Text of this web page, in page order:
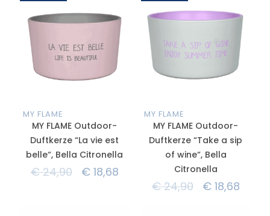
MY FLAME
MY FLAME Outdoor-
Duftkerze “La vie est
belle“, Bella Citronella
€24,90 €18,68
MY FLAME
MY FLAME Outdoor-
Duftkerze “Take a sip
of wine“, Bella
Citronella
€24,90 €18,68